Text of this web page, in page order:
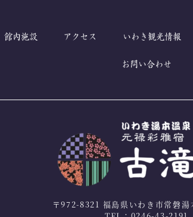
館内施設 アクセス いわき観光情報
お問い合わせ
〒972-8321 福島県いわき市常磐